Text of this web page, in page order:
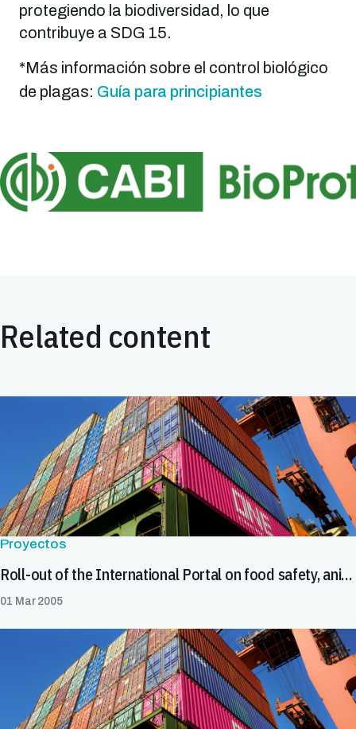
protegiendo la biodiversidad, lo que
contribuye a SDG 15.
*Más información sobre el control biológico
de plagas: Guía para principiantes
Imagen
Related content
Proyectos
Roll-out of the International Portal on food safety, animal and plant health
01 Mar 2005